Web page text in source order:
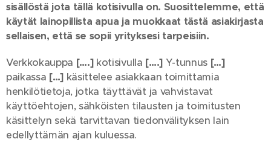
sisällöstä jota tällä kotisivulla on. Suosittelemme, että
käytät lainopillista apua ja muokkaat tästä asiakirjasta
sellaisen, että se sopii yrityksesi tarpeisiin.
Verkkokauppa [….]kotisivulla [….]Y-tunnus […]
paikassa […] käsittelee asiakkaan toimittamia
henkilötietoja, jotka täyttävät ja vahvistavat
käyttöehtojen, sähköisten tilausten ja toimitusten
käsittelyn sekä tarvittavan tiedonvälityksen lain
edellyttämän ajan kuluessa.